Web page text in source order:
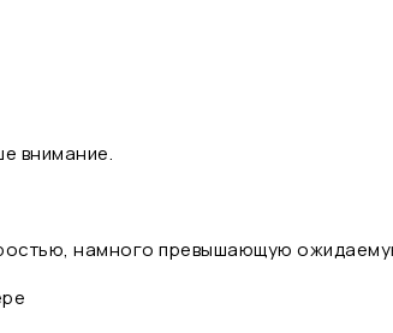
внимание.
намного превышающую